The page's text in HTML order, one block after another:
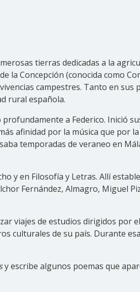
tierras dedicadas a la
la Concepción (conocida como
campestres. Tanto en sus
rural española.
profundamente a Federico. Inició
afinidad por la música que por
temporadas de veraneo en
y en Filosofía y Letras. Allí
Fernández, Almagro, Miguel
viajes de estudios dirigidos por
culturales de su país. Durante
y escribe algunos poemas que